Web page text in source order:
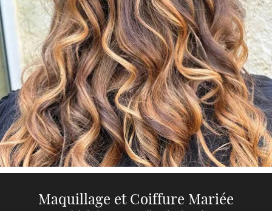
Maquillage et Coiffure Mariée